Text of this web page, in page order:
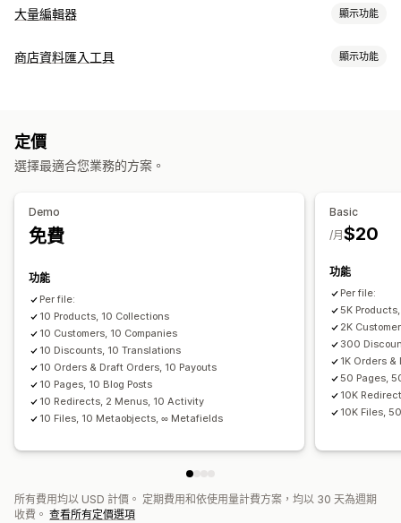
大量編輯器 顯示功能
可編輯資源
操作
大量刪除 更新 SEO CSV 匯入和匯出
商店資料匯入工具 顯示功能
排程同步處理
大型檔案支援
中繼欄位
定價
選擇最適合您業務的方案。
Demo
免費
功能
Per file:
10 Products, 10 Collections
10 Customers, 10 Companies
10 Discounts, 10 Translations
10 Orders & Draft Orders, 10 Payouts
10 Pages, 10 Blog Posts
10 Redirects, 2 Menus, 10 Activity
10 Files, 10 Metaobjects, ∞ Metafields
Basic
$20
/月
功能
Per file:
5K
2K
300
1K Orders
50 Pages,
10K
10K Files,
所有費用均以 USD 計價。 定期費用和依使用量計費方案，均以 30 天為週期
收費。 查看所有定價選項